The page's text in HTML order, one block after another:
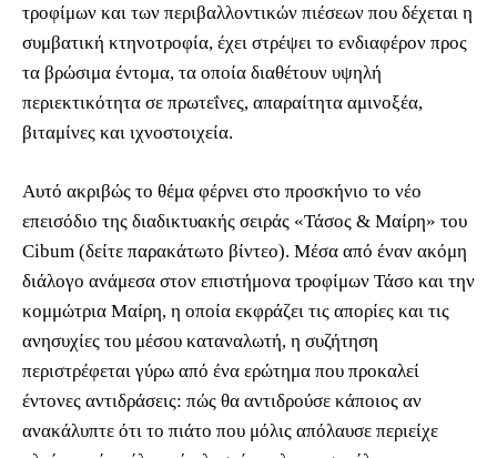
τροφίμων και των περιβαλλοντικών πιέσεων που δέχεται η
συμβατική κτηνοτροφία, έχει στρέψει το ενδιαφέρον προς
τα βρώσιμα έντομα, τα οποία διαθέτουν υψηλή
περιεκτικότητα σε πρωτεΐνες, απαραίτητα αμινοξέα,
βιταμίνες και ιχνοστοιχεία.
Αυτό ακριβώς το θέμα φέρνει στο προσκήνιο το νέο
επεισόδιο της διαδικτυακής σειράς «Τάσος & Μαίρη» του
Cibum (δείτε παρακάτωτο βίντεο). Μέσα από έναν ακόμη
διάλογο ανάμεσα στον επιστήμονα τροφίμων Τάσο και την
κομμώτρια Μαίρη, η οποία εκφράζει τις απορίες και τις
ανησυχίες του μέσου καταναλωτή, η συζήτηση
περιστρέφεται γύρω από ένα ερώτημα που προκαλεί
έντονες αντιδράσεις: πώς θα αντιδρούσε κάποιος αν
ανακάλυπτε ότι το πιάτο που μόλις απόλαυσε περιείχε